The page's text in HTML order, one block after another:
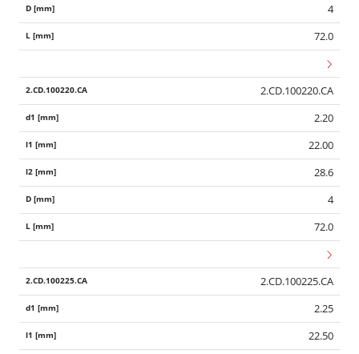
4
72.0
2.CD.100220.CA
2.20
22.00
28.6
4
72.0
2.CD.100225.CA
2.25
22.50